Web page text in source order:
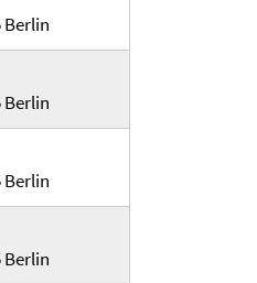
Berlin
Berlin
Berlin
Berlin